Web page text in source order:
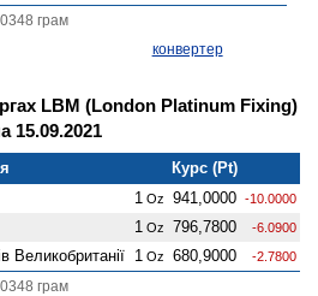
грам
конвертер
LBM (London Platinum Fixing)
15.09.2021
Курс (Pt)
1 Oz 941,0000 -10.0000
1 Oz 796,7800 -6.0900
Велико­британії 1 Oz 680,9000 -2.7800
грам